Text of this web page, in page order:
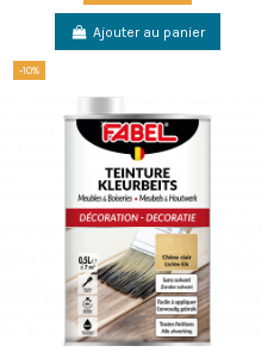
Ajouter au panier
-10%